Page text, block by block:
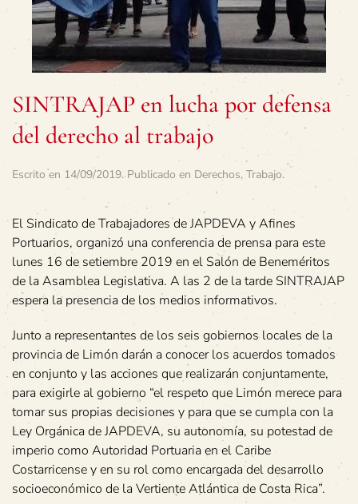
SINTRAJAP en lucha por defensa
del derecho al trabajo
Escrito en 14/09/2019. Publicado en Derechos, Trabajo.
El Sindicato de Trabajadores de JAPDEVA y Afines
Portuarios, organizó una conferencia de prensa para este
lunes 16 de setiembre 2019 en el Salón de Beneméritos
de la Asamblea Legislativa. A las 2 de la tarde SINTRAJAP
espera la presencia de los medios informativos.
Junto a representantes de los seis gobiernos locales de la
provincia de Limón darán a conocer los acuerdos tomados
en conjunto y las acciones que realizarán conjuntamente,
para exigirle al gobierno “el respeto que Limón merece para
tomar sus propias decisiones y para que se cumpla con la
Ley Orgánica de JAPDEVA, su autonomía, su potestad de
imperio como Autoridad Portuaria en el Caribe
Costarricense y en su rol como encargada del desarrollo
socioeconómico de la Vertiente Atlántica de Costa Rica”.